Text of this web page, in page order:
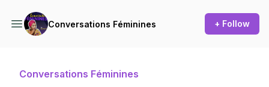
Conversations Féminines + Follow
Conversations Féminines